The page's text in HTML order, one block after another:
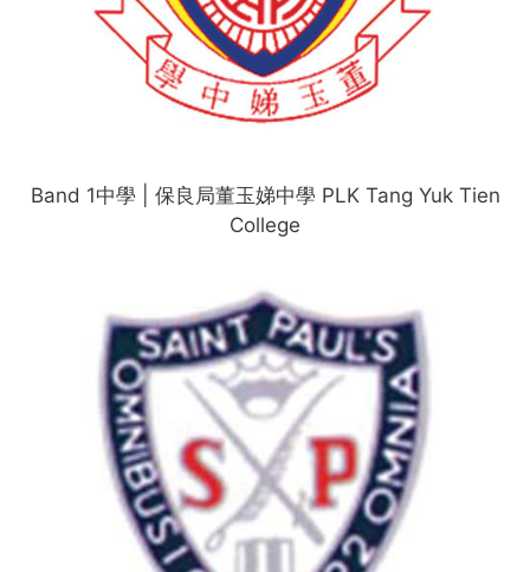
Band 1中學 | 保良局董玉娣中學 PLK Tang Yuk Tien
College